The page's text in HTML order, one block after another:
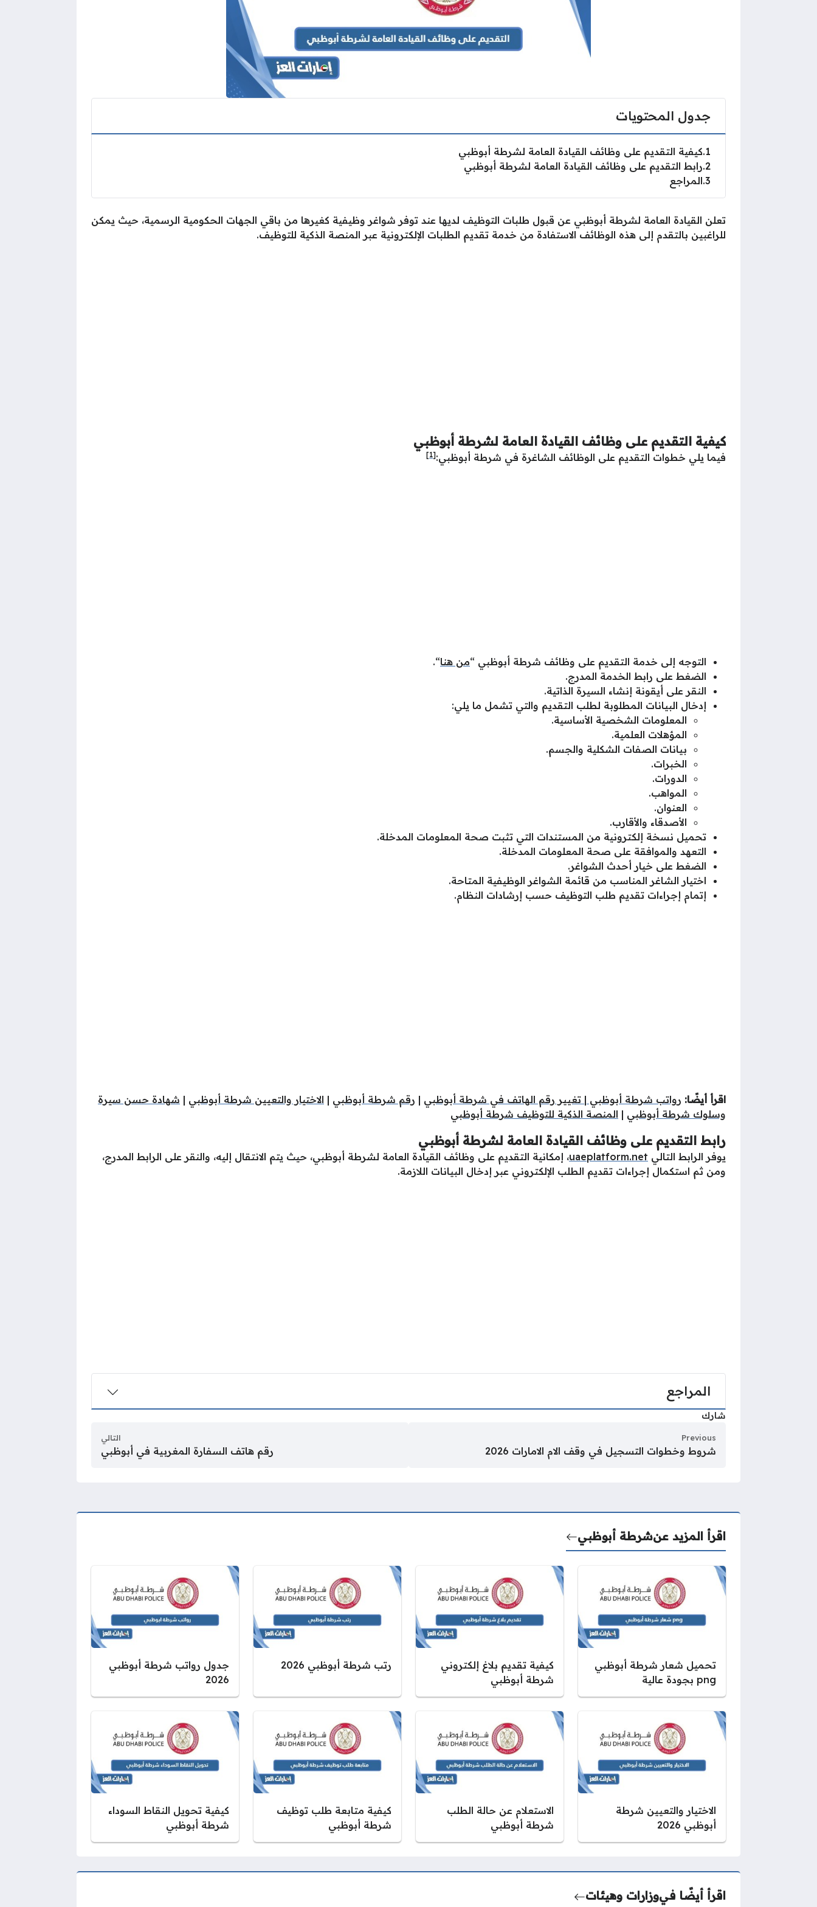
جدول المحتويات
1 كيفية التقديم على وظائف القيادة العامة لشرطة أبوظبي
2 رابط التقديم على وظائف القيادة العامة لشرطة أبوظبي
3 المراجع
تعلن القيادة العامة لشرطة أبوظبي عن قبول طلبات التوظيف لديها عند توفر شواغر وظيفية كغيرها من باقي الجهات الحكومية الرسمية، حيث يمكن
للراغبين بالتقدم إلى هذه الوظائف الاستفادة من خدمة تقديم الطلبات الإلكترونية عبر المنصة الذكية للتوظيف.
كيفية التقديم على وظائف القيادة العامة لشرطة أبوظبي
فيما يلي خطوات التقديم على الوظائف الشاغرة في شرطة أبوظبي:[1]
التوجه إلى خدمة التقديم على وظائف شرطة أبوظبي “من هنا“.
الضغط على رابط الخدمة المدرج.
النقر على أيقونة إنشاء السيرة الذاتية.
إدخال البيانات المطلوبة لطلب التقديم والتي تشمل ما يلي:
المعلومات الشخصية الأساسية.
المؤهلات العلمية.
بيانات الصفات الشكلية والجسم.
الخبرات.
الدورات.
المواهب.
العنوان.
الأصدقاء والأقارب.
تحميل نسخة إلكترونية من المستندات التي تثبت صحة المعلومات المدخلة.
التعهد والموافقة على صحة المعلومات المدخلة.
الضغط على خيار أحدث الشواغر.
اختيار الشاغر المناسب من قائمة الشواغر الوظيفية المتاحة.
إتمام إجراءات تقديم طلب التوظيف حسب إرشادات النظام.
اقرأ أيضًا: رواتب شرطة أبوظبي | تغيير رقم الهاتف في شرطة أبوظبي | رقم شرطة أبوظبي | الاختيار والتعيين شرطة أبوظبي | شهادة حسن سيرة
وسلوك شرطة أبوظبي | المنصة الذكية للتوظيف شرطة أبوظبي
رابط التقديم على وظائف القيادة العامة لشرطة أبوظبي
يوفر الرابط التالي uaeplatform.net، إمكانية التقديم على وظائف القيادة العامة لشرطة أبوظبي، حيث يتم الانتقال إليه، والنقر على الرابط المدرج،
ومن ثم استكمال إجراءات تقديم الطلب الإلكتروني عبر إدخال البيانات اللازمة.
المراجع
شارك
Previous
شروط وخطوات التسجيل في وقف الام الامارات 2026
التالي
رقم هاتف السفارة المغربية في أبوظبي
اقرأ المزيد عنشرطة أبوظبي
تحميل شعار شرطة أبوظبي
png بجودة عالية
كيفية تقديم بلاغ إلكتروني
شرطة أبوظبي
رتب شرطة أبوظبي 2026
جدول رواتب شرطة أبوظبي
2026
الاختيار والتعيين شرطة
أبوظبي 2026
الاستعلام عن حالة الطلب
شرطة أبوظبي
كيفية متابعة طلب توظيف
شرطة أبوظبي
كيفية تحويل النقاط السوداء
شرطة أبوظبي
اقرأ أيضًا فيوزارات وهيئات